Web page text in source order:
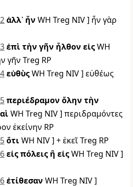
ἀλλ᾽ ἦν WH Treg NIV ] ἦν γὰρ
ἐπὶ τὴν γῆν ἦλθον εἰςWH
γῆν Treg RP
εὐθὺςWH Treg NIV ] εὐθέως
περιέδραμον ὅλην τὴν
WH Treg NIV ] περιδραμόντες
ἐκείνην RP
ὅτιWH NIV ] + ἐκεῖ Treg RP
εἰς πόλεις ἢ εἰςWH Treg NIV ]
ἐτίθεσαν WH Treg NIV ]